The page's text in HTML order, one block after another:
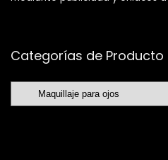
Categorías de Producto